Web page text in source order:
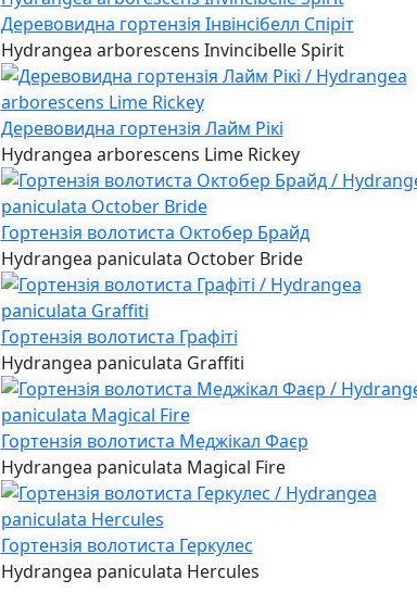
Деревовидна гортензія Інвінсібелл Спіріт
Hydrangea arborescens Invincibelle Spirit
Деревовидна гортензія Лайм Рікі
Hydrangea arborescens Lime Rickey
Гортензія волотиста Октобер Брайд
Hydrangea paniculata October Bride
Гортензія волотиста Графіті
Hydrangea paniculata Graffiti
Гортензія волотиста Меджікал Фаєр
Hydrangea paniculata Magical Fire
Гортензія волотиста Геркулес
Hydrangea paniculata Hercules